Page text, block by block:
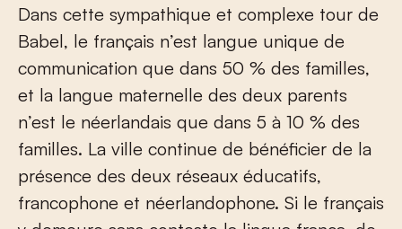
Dans cette sympathique et complexe tour de
Babel, le français n’est langue unique de
communication que dans 50 % des familles,
et la langue maternelle des deux parents
n’est le néerlandais que dans 5 à 10 % des
familles. La ville continue de bénéficier de la
présence des deux réseaux éducatifs,
francophone et néerlandophone. Si le français